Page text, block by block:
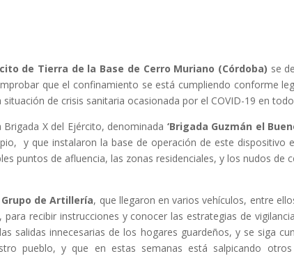
de Tierra de la Base de Cerro Muriano (Córdoba) se
que el confinamiento se está cumpliendo conforme
de crisis sanitaria ocasionada por el COVID-19 en
X del Ejército, denominada ‘Brigada Guzmán el
y que instalaron la base de operación de este dispositivo
puntos de afluencia, las zonas residenciales, y los nudos de
Grupo de Artillería, que llegaron en varios vehículos, entre
para recibir instrucciones y conocer las estrategias de
salidas innecesarias de los hogares guardeños, y se siga
pueblo, y que en estas semanas está salpicando